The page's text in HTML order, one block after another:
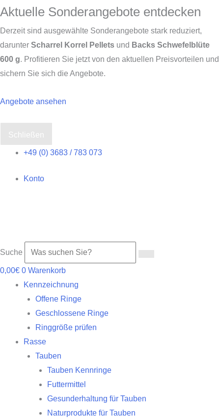
Aktuelle Sonderangebote entdecken
Derzeit sind ausgewählte Sonderangebote stark reduziert,
darunter Scharrel Korrel Pellets und Backs Schwefelblüte
600 g. Profitieren Sie jetzt von den aktuellen Preisvorteilen und
sichern Sie sich die Angebote.
Angebote ansehen
Schließen
springen
+49 (0) 3683 / 783 073
Konto
Suche
0,00€ 0 Warenkorb
Kennzeichnung
Offene Ringe
Geschlossene Ringe
Ringgröße prüfen
Rasse
Tauben
Tauben Kennringe
Futtermittel
Gesunderhaltung für Tauben
Naturprodukte für Tauben